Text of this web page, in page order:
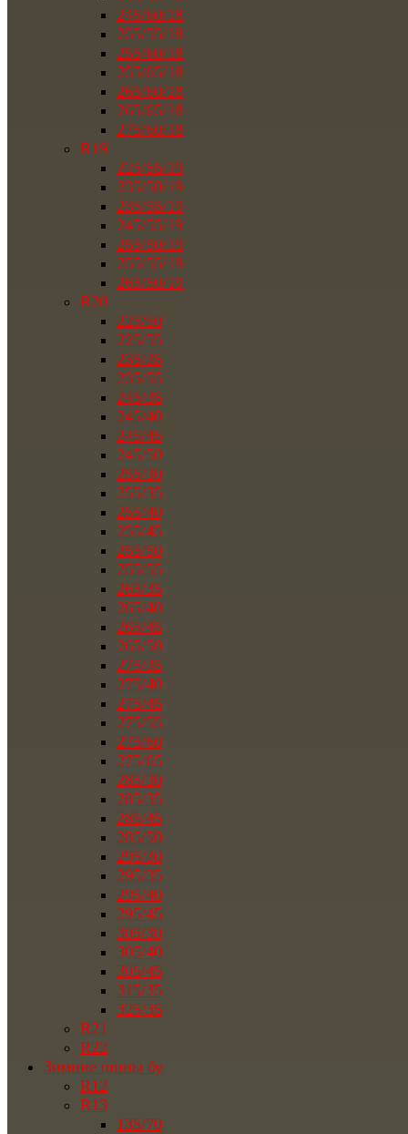
245/60/18
255/55/18
255/60/18
255/65/18
265/60/18
265/65/18
275/60/18
R19
225/55/19
235/50/19
235/55/19
245/55/19
255/50/19
255/55/19
265/50/19
R20
225/50
225/55
235/35
235/55
245/35
245/40
245/45
245/50
255/30
255/35
255/40
255/45
255/50
255/55
265/35
265/40
265/45
265/50
275/35
275/40
275/45
275/55
275/60
275/65
285/30
285/35
285/45
285/50
295/30
295/35
295/40
295/45
305/30
305/40
305/45
315/35
325/35
R21
R22
Зимние шины бу
R12
R13
135/70